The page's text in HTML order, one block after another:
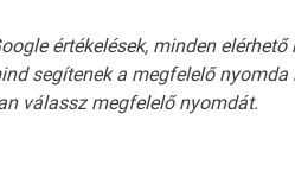
értékelések, minden
segítenek a megfelelő
válassz megfelelő nyomdát.